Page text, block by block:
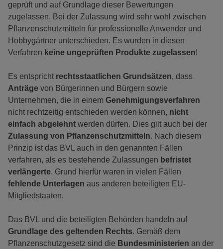
geprüft und auf Grundlage dieser Bewertungen
zugelassen. Bei der Zulassung wird sehr wohl zwischen
Pflanzenschutzmitteln für professionelle Anwender und
Hobbygärtner unterschieden. Es wurden in diesen
Verfahren keine ungeprüften Produkte zugelassen!
Es entspricht rechtsstaatlichen Grundsätzen, dass
Anträge von Bürgerinnen und Bürgern sowie
Unternehmen, die in einem Genehmigungsverfahren
nicht rechtzeitig entschieden werden können, nicht
einfach abgelehnt werden dürfen. Dies gilt auch bei der
Zulassung von Pflanzenschutzmitteln. Nach diesem
Prinzip ist das BVL auch in den genannten Fällen
verfahren, als es bestehende Zulassungen befristet
verlängerte. Grund hierfür waren in vielen Fällen
fehlende Unterlagen aus anderen beteiligten EU-
Mitgliedstaaten.
Das BVL und die beteiligten Behörden handeln auf
Grundlage des geltenden Rechts. Gemäß dem
Pflanzenschutzgesetz sind die Bundesministerien an der